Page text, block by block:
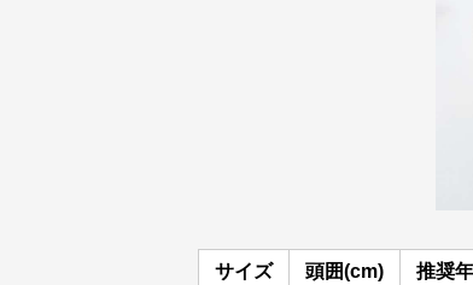
サイズ 頭囲(cm) 推奨